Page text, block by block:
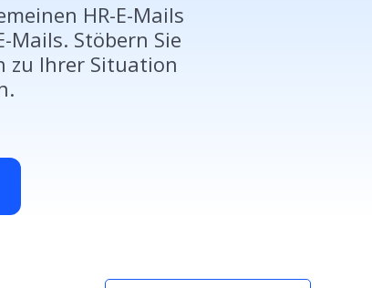
HR-E-Mails
Mails. Stöbern Sie
zu Ihrer Situation